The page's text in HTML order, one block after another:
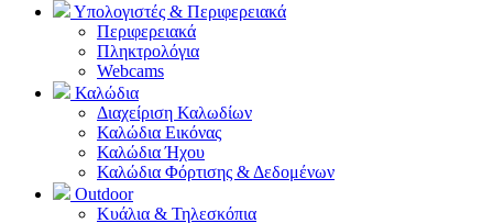
Υπολογιστές & Περιφερειακά
Περιφερειακά
Πληκτρολόγια
Webcams
Καλώδια
Διαχείριση Καλωδίων
Καλώδια Εικόνας
Καλώδια Ήχου
Καλώδια Φόρτισης & Δεδομένων
Outdoor
Κυάλια & Τηλεσκόπια